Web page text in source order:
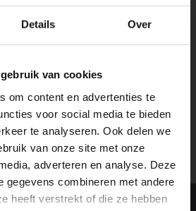
Details Over
van cookies
om content en advertenties te
voor social media te bieden
te analyseren. Ook delen we
van onze site met onze
adverteren en analyse. Deze
gegevens combineren met andere
heeft verstrekt of die ze hebben
Geen zorgen! Wij
Klik hiervoor meer informatie.